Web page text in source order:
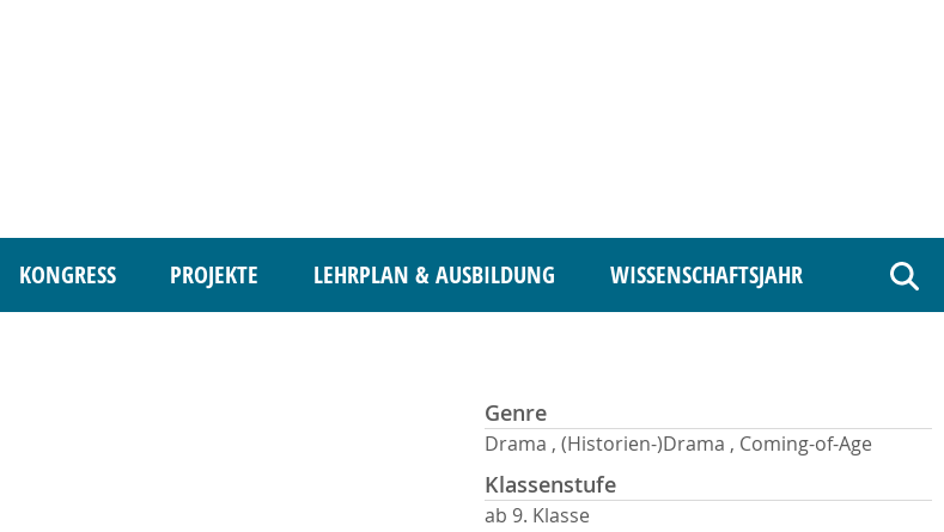
KONGRESS PROJEKTE LEHRPLAN & AUSBILDUNG WISSENSCHAFTSJAHR
Genre
Drama , (Historien-)Drama , Coming-of-Age
Klassenstufe
ab 9. Klasse